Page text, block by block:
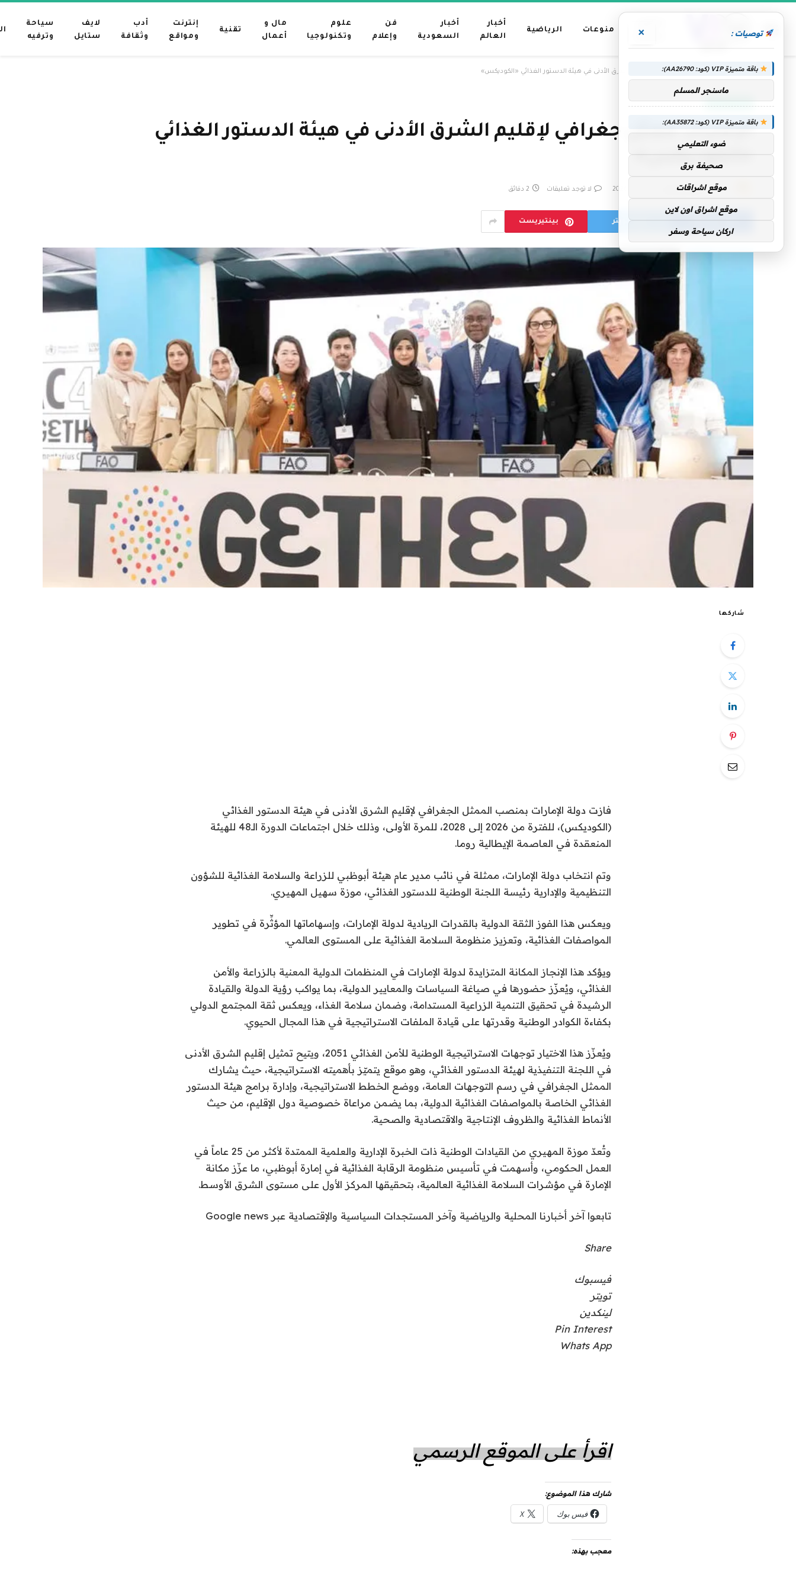
رئيسية
منوعات الرياضية
أخبار
العالم
أخبار
السعودية
فن
وإعلام
علوم
وتكنولوجيا
مال و
أعمال
تقنية
إنترنت
ومواقع
أدب
وثقافة
لايف
ستايل
سياحة
وترفيه
الرئيسية » الإمارات ممثل جغرافي لإقليم الشرق الأدنى في هيئة الدستور الغذائي «الكوديكس»
الإمارات اليوم
الإمارات ممثل جغرافي لإقليم الشرق الأدنى في هيئة الدستور الغذائي
«الكوديكس»
بواسطة فريق التحرير لا توجد تعليقات 2 دقائق
تويتر بينتيريست
شاركها
فازت دولة الإمارات بمنصب الممثل الجغرافي لإقليم الشرق الأدنى في هيئة الدستور الغذائي
(الكوديكس)، للفترة من 2026 إلى 2028، للمرة الأولى، وذلك خلال اجتماعات الدورة الـ48 للهيئة
المنعقدة في العاصمة الإيطالية روما.
وتم انتخاب دولة الإمارات، ممثلة في نائب مدير عام هيئة أبوظبي للزراعة والسلامة الغذائية للشؤون
التنظيمية والإدارية رئيسة اللجنة الوطنية للدستور الغذائي، موزة سهيل المهيري.
ويعكس هذا الفوز الثقة الدولية بالقدرات الريادية لدولة الإمارات، وإسهاماتها المؤثِّرة في تطوير
المواصفات الغذائية، وتعزيز منظومة السلامة الغذائية على المستوى العالمي.
ويؤكد هذا الإنجاز المكانة المتزايدة لدولة الإمارات في المنظمات الدولية المعنية بالزراعة والأمن
الغذائي، ويُعزّز حضورها في صياغة السياسات والمعايير الدولية، بما يواكب رؤية الدولة والقيادة
الرشيدة في تحقيق التنمية الزراعية المستدامة، وضمان سلامة الغذاء، ويعكس ثقة المجتمع الدولي
بكفاءة الكوادر الوطنية وقدرتها على قيادة الملفات الاستراتيجية في هذا المجال الحيوي.
ويُعزّز هذا الاختيار توجهات الاستراتيجية الوطنية للأمن الغذائي 2051، ويتيح تمثيل إقليم الشرق الأدنى
في اللجنة التنفيذية لهيئة الدستور الغذائي، وهو موقع يتميّز بأهميته الاستراتيجية، حيث يشارك
الممثل الجغرافي في رسم التوجهات العامة، ووضع الخطط الاستراتيجية، وإدارة برامج هيئة الدستور
الغذائي الخاصة بالمواصفات الغذائية الدولية، بما يضمن مراعاة خصوصية دول الإقليم، من حيث
الأنماط الغذائية والظروف الإنتاجية والاقتصادية والصحية.
وتُعدّ موزة المهيري من القيادات الوطنية ذات الخبرة الإدارية والعلمية الممتدة لأكثر من 25 عاماً في
العمل الحكومي، وأسهمت في تأسيس منظومة الرقابة الغذائية في إمارة أبوظبي، ما عزّز مكانة
الإمارة في مؤشرات السلامة الغذائية العالمية، بتحقيقها المركز الأول على مستوى الشرق الأوسط.
تابعوا آخر أخبارنا المحلية والرياضية وآخر المستجدات السياسية والإقتصادية عبر Google news
Share
فيسبوك
تويتر
لينكدين
Pin Interest
Whats App
اقرأ على الموقع الرسمي
شارك هذا الموضوع:
فيس بوك X
معجب بهذه:
توصيات : ×
باقة متميزة VIP (كود: AA26790):
ماسنجر المسلم
باقة متميزة VIP (كود: AA35872):
ضوء التعليمي
صحيفة برق
موقع اشراقات
موقع اشراق اون لاين
اركان سياحة وسفر